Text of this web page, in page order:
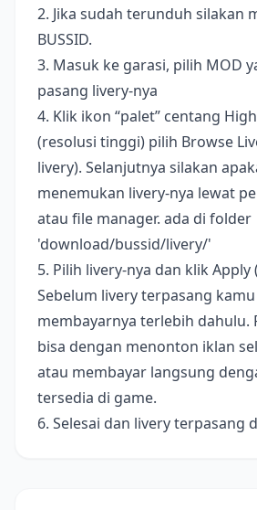
2. Jika sudah terunduh silakan
BUSSID.
3. Masuk ke garasi, pilih MOD
pasang livery-nya
4. Klik ikon “palet” centang
(resolusi tinggi) pilih Browse
livery). Selanjutnya silakan
menemukan livery-nya lewat
atau file manager. ada di folder
'download/bussid/livery/'
5. Pilih livery-nya dan klik Apply
Sebelum livery terpasang
membayarnya terlebih dahulu.
bisa dengan menonton iklan
atau membayar langsung
tersedia di game.
6. Selesai dan livery terpasang